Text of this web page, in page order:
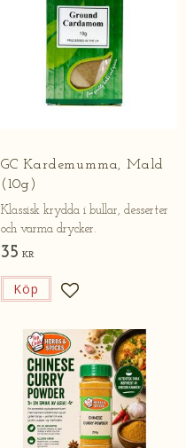
GC Kardemumma, Mald
(10g)
Klassisk krydda i bullar, desserter
och varma drycker.
35 KR
Lägg till i
Köp